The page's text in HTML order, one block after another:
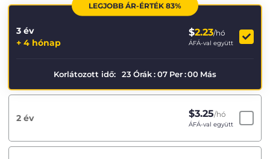
LEGJOBB ÁR-ÉRTÉK 83%
3 év
+ 4 hónap
$2.23/hó
ÁFÁ-val együtt
Korlátozott idő: 23 Órák:07 Per:00 Más
2 év $3.25/hó
ÁFÁ-val együtt